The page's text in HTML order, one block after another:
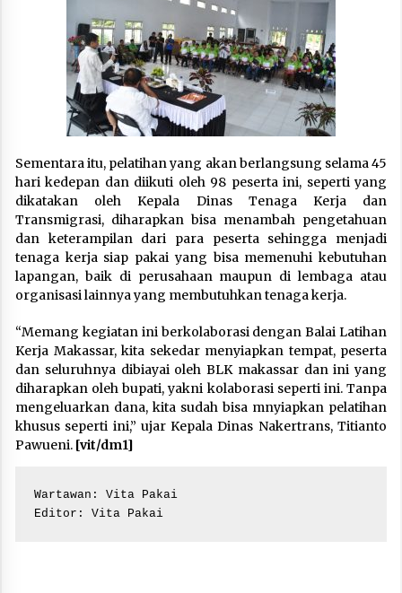
Sementara itu, pelatihan yang akan berlangsung selama 45
hari kedepan dan diikuti oleh 98 peserta ini, seperti yang
dikatakan oleh Kepala Dinas Tenaga Kerja dan
Transmigrasi, diharapkan bisa menambah pengetahuan
dan keterampilan dari para peserta sehingga menjadi
tenaga kerja siap pakai yang bisa memenuhi kebutuhan
lapangan, baik di perusahaan maupun di lembaga atau
organisasi lainnya yang membutuhkan tenaga kerja.
“Memang kegiatan ini berkolaborasi dengan Balai Latihan
Kerja Makassar, kita sekedar menyiapkan tempat, peserta
dan seluruhnya dibiayai oleh BLK makassar dan ini yang
diharapkan oleh bupati, yakni kolaborasi seperti ini. Tanpa
mengeluarkan dana, kita sudah bisa mnyiapkan pelatihan
khusus seperti ini,” ujar Kepala Dinas Nakertrans, Titianto
Pawueni. [vit/dm1]
Wartawan: Vita Pakai
Editor: Vita Pakai